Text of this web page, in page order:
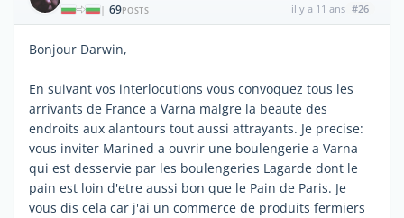
| 69POSTS il y a 11 ans #26
Bonjour Darwin,
En suivant vos interlocutions vous convoquez tous les
arrivants de France a Varna malgre la beaute des
endroits aux alantours tout aussi attrayants. Je precise:
vous inviter Marined a ouvrir une boulengerie a Varna
qui est desservie par les boulengeries Lagarde dont le
pain est loin d'etre aussi bon que le Pain de Paris. Je
vous dis cela car j'ai un commerce de produits fermiers